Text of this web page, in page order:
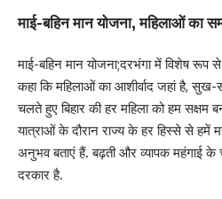
माई-बहिन मान योजना, महिलाओं का
माई-बहिन मान योजना;दरभंगा में विशेष रूप
कहा कि महिलाओं का आशीर्वाद जहां है, सुख-
चलते हुए बिहार की हर महिला को हम सक्षम
यात्राओं के दौरान राज्य के हर हिस्से से हमें
अनुभव बताएं हैं. बढ़ती और व्यापक महंगाई के
दरकार है.